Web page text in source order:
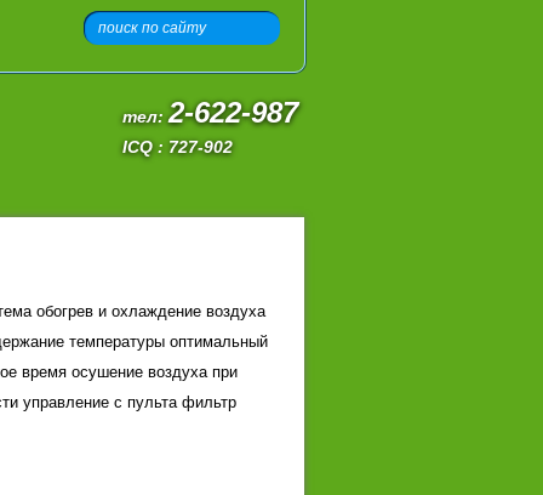
тел:2-622-987
ICQ : 727-902
обогрев и охлаждение воздуха
температуры оптимальный
время осушение воздуха при
управление с пульта фильтр